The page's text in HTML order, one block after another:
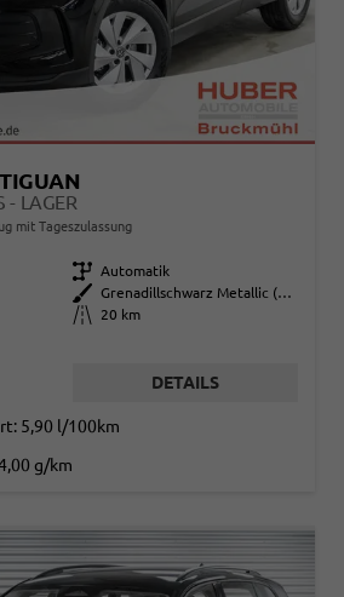
- LAGER
mit Tageszulassung
Getriebe Automatik
Außenfarbe
Grenadillschwarz Metallic (0E)
Kilometerstand
20 km
DETAILS
5,90 l/100km
g/km